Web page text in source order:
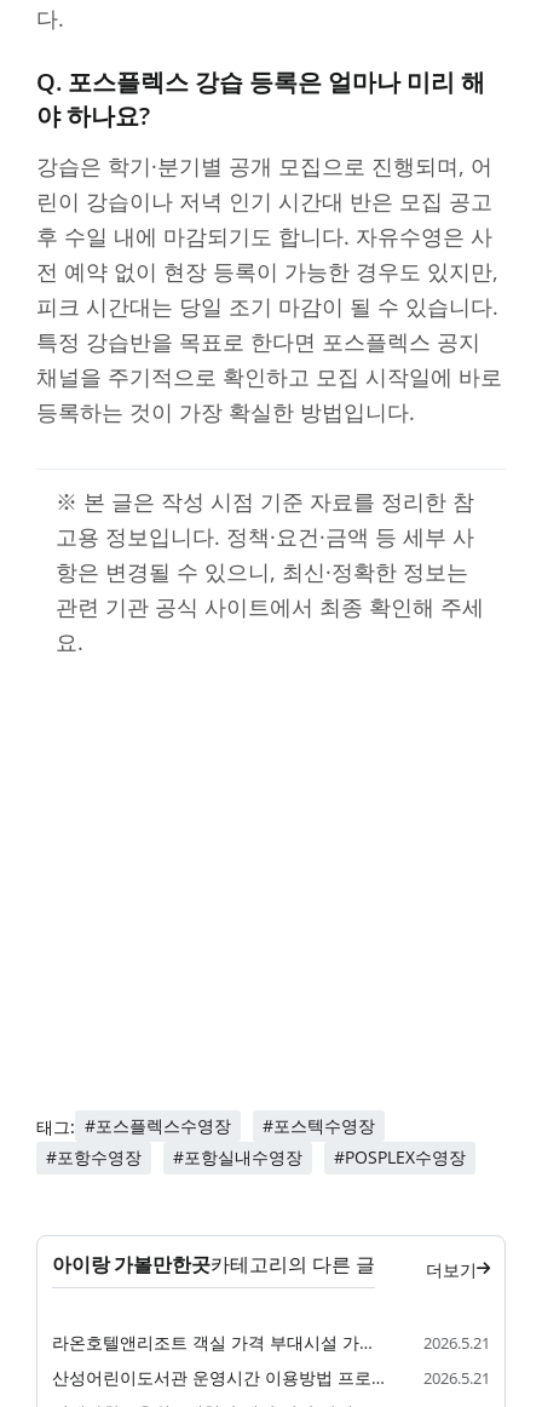
다.
Q. 포스플렉스 강습 등록은 얼마나 미리 해
야 하나요?
강습은 학기·분기별 공개 모집으로 진행되며, 어
린이 강습이나 저녁 인기 시간대 반은 모집 공고
후 수일 내에 마감되기도 합니다. 자유수영은 사
전 예약 없이 현장 등록이 가능한 경우도 있지만,
피크 시간대는 당일 조기 마감이 될 수 있습니다.
특정 강습반을 목표로 한다면 포스플렉스 공지
채널을 주기적으로 확인하고 모집 시작일에 바로
등록하는 것이 가장 확실한 방법입니다.
※ 본 글은 작성 시점 기준 자료를 정리한 참
고용 정보입니다. 정책·요건·금액 등 세부 사
항은 변경될 수 있으니, 최신·정확한 정보는
관련 기관 공식 사이트에서 최종 확인해 주세
요.
태그: #포스플렉스수영장
#포스텍수영장
#포항수영장
#포항실내수영장 #POSPLEX수영장
아이랑 가볼만한곳카테고리의 다른 글 더보기
라온호텔앤리조트 객실 가격 부대시설 가족 숙소 정리 2026.5.21
산성어린이도서관 운영시간 이용방법 프로그램 정리 2026.5.21